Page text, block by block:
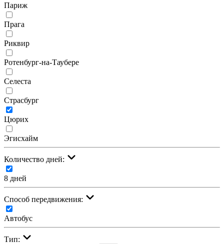
Париж
Прага
Риквир
Ротенбург-на-Таубере
Селеста
Страсбург
Цюрих
Эгисхайм
Количество дней:
8 дней
Cпособ передвижения:
Автобус
Тип: